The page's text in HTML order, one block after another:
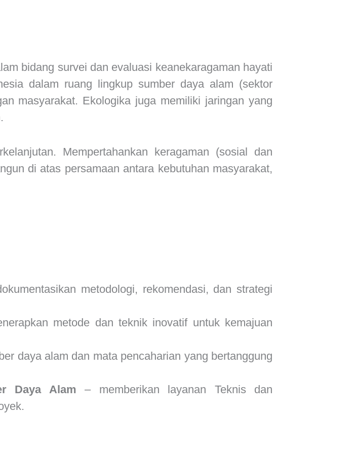
bidang survei dan evaluasi keanekaragaman hayati
dalam ruang lingkup sumber daya alam (sektor
masyarakat. Ekologika juga memiliki jaringan yang
Mempertahankan keragaman (sosial dan
di atas persamaan antara kebutuhan masyarakat,
metodologi, rekomendasi, dan strategi
metode dan teknik inovatif untuk kemajuan
daya alam dan mata pencaharian yang bertanggung
Daya Alam – memberikan layanan Teknis dan